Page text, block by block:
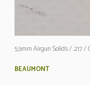
5,5mm Airgun Solids / .217
BEAUMONT